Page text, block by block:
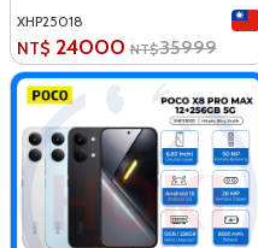
XHP25018
NT$ 24000 NT$35999